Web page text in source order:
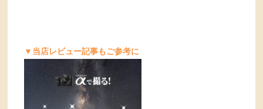
▼当店レビュー記事もご参考に